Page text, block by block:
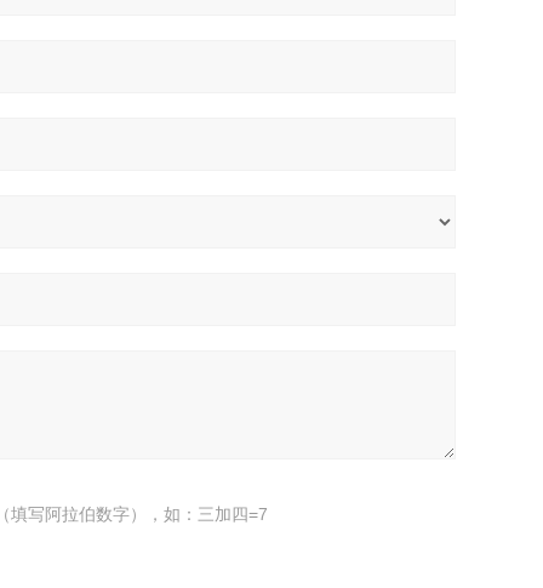
填写阿拉伯数字），如：三加四=7